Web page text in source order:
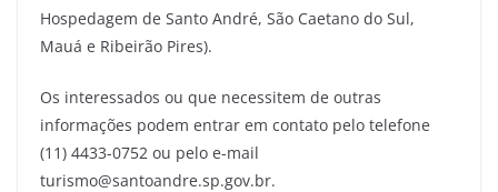
Hospedagem de Santo André, São Caetano do Sul,
Mauá e Ribeirão Pires).
Os interessados ou que necessitem de outras
informações podem entrar em contato pelo telefone
(11) 4433-0752 ou pelo e-mail
turismo@santoandre.sp.gov.br.